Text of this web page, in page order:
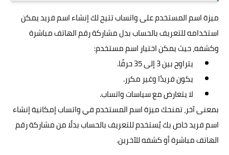
ميزة اسم المستخدم على واتساب تتيح لك إنشاء اسم فريد يمكن
استخدامه للتعريف بالحساب بدل مشاركة رقم الهاتف مباشرة
وكشفه، حيث يمكن اختيار اسم مستخدم:
يتراوح بين 3 إلى 35 حرفًا.
يكون فريدًا وغير مكرر.
لا يتعارض مع سياسات واتساب.
بمعنى آخر، تمنحك ميزة اسم المستخدم في واتساب إمكانية إنشاء
اسم فريد خاص بك يُستخدم للتعريف بالحساب بدلًا من مشاركة رقم
الهاتف مباشرة أو كشفه للآخرين.